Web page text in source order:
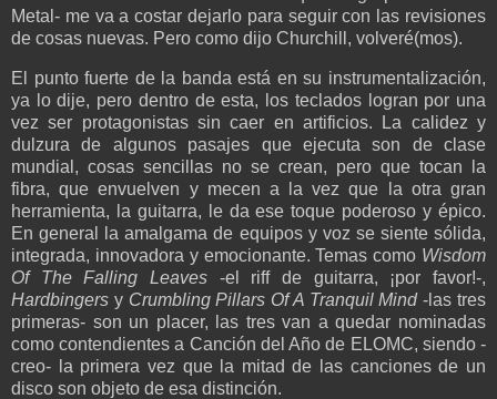
Metal- me va a costar dejarlo para seguir con las revisiones
de cosas nuevas. Pero como dijo Churchill, volveré(mos).
El punto fuerte de la banda está en su instrumentalización,
ya lo dije, pero dentro de esta, los teclados logran por una
vez ser protagonistas sin caer en artificios. La calidez y
dulzura de algunos pasajes que ejecuta son de clase
mundial, cosas sencillas no se crean, pero que tocan la
fibra, que envuelven y mecen a la vez que la otra gran
herramienta, la guitarra, le da ese toque poderoso y épico.
En general la amalgama de equipos y voz se siente sólida,
integrada, innovadora y emocionante. Temas como Wisdom
Of The Falling Leaves -el riff de guitarra, ¡por favor!-,
Hardbingers y Crumbling Pillars Of A Tranquil Mind-las tres
primeras- son un placer, las tres van a quedar nominadas
como contendientes a Canción del Año de ELOMC, siendo -
creo- la primera vez que la mitad de las canciones de un
disco son objeto de esa distinción.